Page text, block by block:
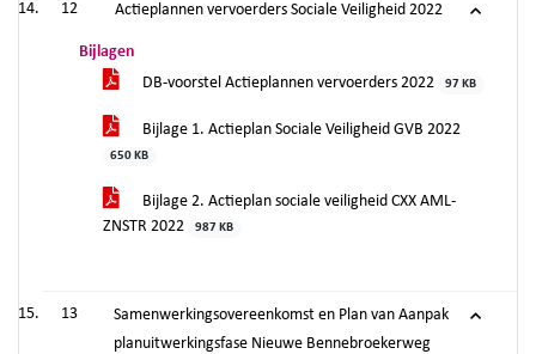
12 Actieplannen vervoerders Sociale Veiligheid 2022
Bijlagen
DB-voorstel Actieplannen vervoerders 2022
97 KB
Bijlage 1. Actieplan Sociale Veiligheid GVB 2022
650 KB
Bijlage 2. Actieplan sociale veiligheid CXX AML-
ZNSTR 2022
987 KB
13
Samenwerkingsovereenkomst en Plan van Aanpak
planuitwerkingsfase Nieuwe Bennebroekerweg